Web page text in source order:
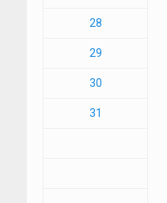
28
29
30
31